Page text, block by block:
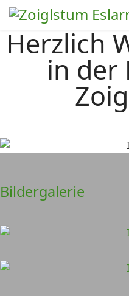
Herzlich
in der
Bildergalerie